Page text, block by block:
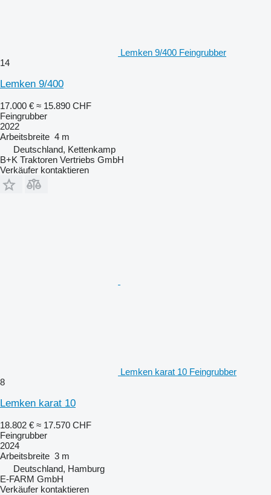
Lemken 9/400 Feingrubber
14
Lemken 9/400
17.000 € ≈ 15.890 CHF
Feingrubber
2022
Arbeitsbreite 4 m
Deutschland, Kettenkamp
B+K Traktoren Vertriebs GmbH
Verkäufer kontaktieren
Lemken karat 10 Feingrubber
8
Lemken karat 10
18.802 € ≈ 17.570 CHF
Feingrubber
2024
Arbeitsbreite 3 m
Deutschland, Hamburg
E-FARM GmbH
Verkäufer kontaktieren